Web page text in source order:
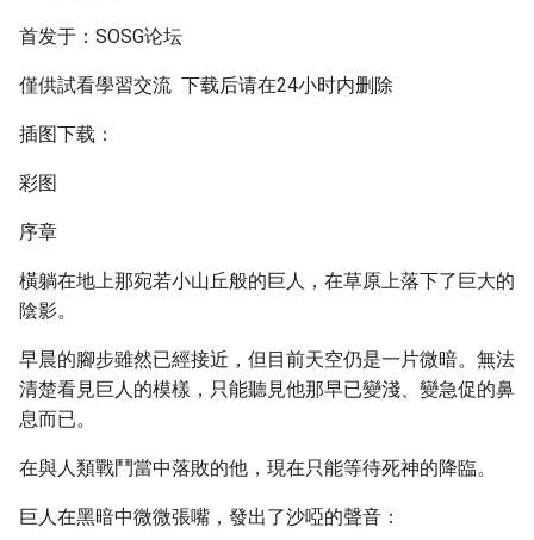
首发于：SOSG论坛
僅供試看學習交流 下载后请在24小时内删除
插图下载：
彩图
序章
橫躺在地上那宛若小山丘般的巨人，在草原上落下了巨大的
陰影。
早晨的腳步雖然已經接近，但目前天空仍是一片微暗。無法
清楚看見巨人的模樣，只能聽見他那早已變淺、變急促的鼻
息而已。
在與人類戰鬥當中落敗的他，現在只能等待死神的降臨。
巨人在黑暗中微微張嘴，發出了沙啞的聲音：